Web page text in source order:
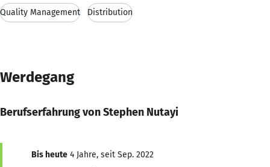
Quality Management Distribution
Werdegang
Berufserfahrung von Stephen Nutayi
Bis heute 4 Jahre, seit Sep. 2022